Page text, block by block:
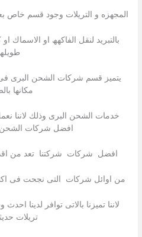
المجھزه و التریلات وجود قسم خاص بعربات
بالتبرید لنقل الفاكھھ او الاسماك
طویلھ
یتمیز قسم شركات الشحن البرى
مكانھا
خدمات الشحن البرى وذلك لاننا
افضل شركات
افضل شركات شركتنا تعد من
من اوائل شركات التى نجحت فى
لاننا تمیزنا بالاتى توافر لدینا
تریلات